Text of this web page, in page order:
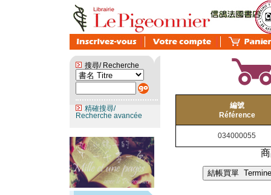
搜尋/ Recherche
精確搜尋/
Recherche avancée
編號
Référence
034000055